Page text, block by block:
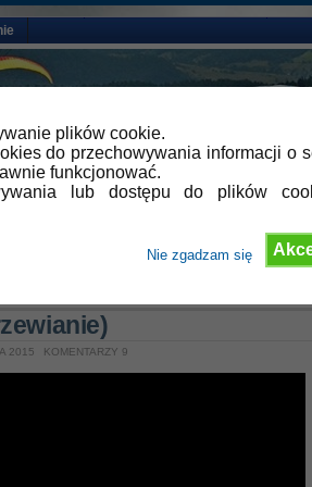
plików cookie.
do przechowywania informacji o
funkcjonować.
lub dostępu do plików
Nie zgadzam się
2015 KOMENTARZY 9